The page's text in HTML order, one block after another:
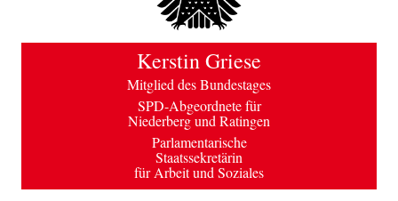
Kerstin Griese
Mitglied des Bundestages
SPD-Abgeordnete für
Niederberg und Ratingen
Parlamentarische
Staatssekretärin
für Arbeit und Soziales